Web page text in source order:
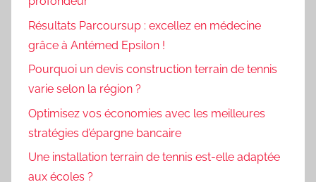
Résultats Parcoursup : excellez en médecine
grâce à Antémed Epsilon !
Pourquoi un devis construction terrain de tennis
varie selon la région ?
Optimisez vos économies avec les meilleures
stratégies d’épargne bancaire
Une installation terrain de tennis est-elle adaptée
aux écoles ?